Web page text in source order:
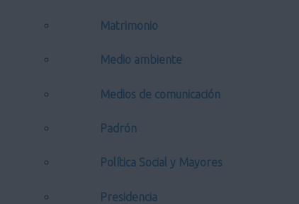
Matrimonio
Medio ambiente
Medios de comunicación
Padrón
Política Social y Mayores
Presidencia